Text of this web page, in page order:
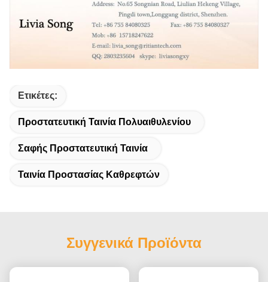
Ετικέτες:
Προστατευτική Ταινία Πολυαιθυλενίου
Σαφής Προστατευτική Ταινία
Ταινία Προστασίας Καθρεφτών
Συγγενικά Προϊόντα